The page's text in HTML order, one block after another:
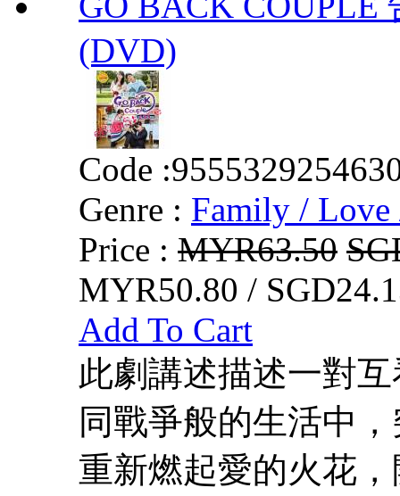
(DVD)
Code :
Genre : Family / Love
Price : MYR63.50
MYR50.80 /
Add To Cart
此劇講述描述一對
同戰爭般的生活中
重新燃起愛的火花